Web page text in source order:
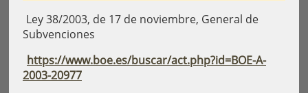
Ley 38/2003, de 17 de noviembre, General de
Subvenciones
https://www.boe.es/buscar/act.php?id=BOE-A-
2003-20977